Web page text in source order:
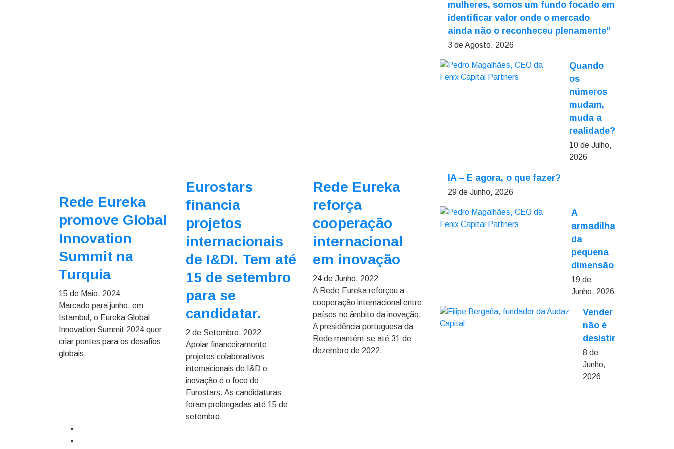
Rede Eureka
promove Global
Innovation
Summit na
Turquia
15 de Maio, 2024
Marcado para junho, em
Istambul, o Eureka Global
Innovation Summit 2024 quer
criar pontes para os desafios
globais.
Eurostars
financia
projetos
internacionais
de I&DI. Tem até
15 de setembro
para se
candidatar.
2 de Setembro, 2022
Apoiar financeiramente
projetos colaborativos
internacionais de I&D e
inovação é o foco do
Eurostars. As candidaturas
foram prolongadas até 15 de
setembro.
Rede Eureka
reforça
cooperação
internacional
em inovação
24 de Junho, 2022
A Rede Eureka reforçou a
cooperação internacional entre
países no âmbito da inovação.
A presidência portuguesa da
Rede mantém-se até 31 de
dezembro de 2022.
mulheres, somos um fundo focado em
identificar valor onde o mercado
ainda não o reconheceu plenamente”
3 de Agosto, 2026
Quando
os
números
mudam,
muda a
realidade?
10 de Julho,
2026
IA – E agora, o que fazer?
29 de Junho, 2026
A
armadilha
da
pequena
dimensão
19 de
Junho, 2026
Vender
não é
desistir
8 de
Junho,
2026